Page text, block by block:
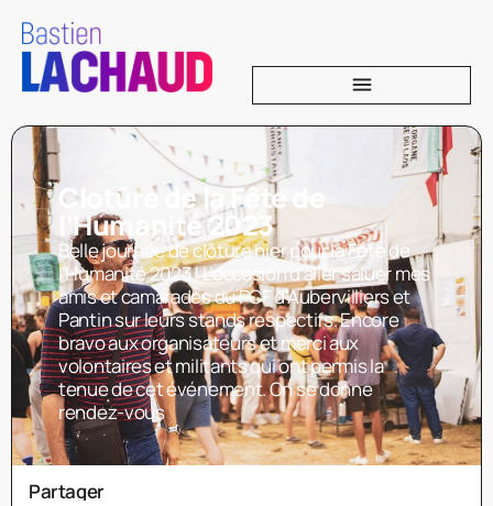
Clotûre de la Fête de
l’Humanité 2023
Belle journée de clôture hier pour la Fête de
l’Humanité 2023 ! L’occasion d’aller saluer mes
amis et camarades du PCF d’Aubervilliers et
Pantin sur leurs stands respectifs. Encore
bravo aux organisateurs et merci aux
volontaires et militants qui ont permis la
tenue de cet événement. On se donne
rendez-vous
Partager